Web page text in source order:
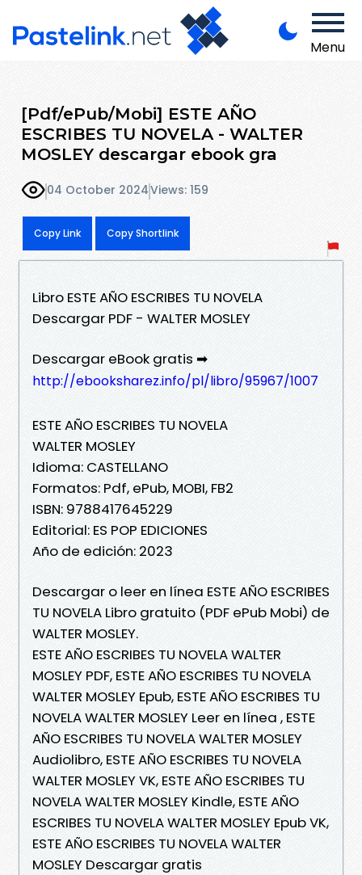
Menu
[Pdf/ePub/Mobi] ESTE AÑO
ESCRIBES TU NOVELA - WALTER
MOSLEY descargar ebook gra
04 October 2024Views: 159
Copy Link Copy Shortlink
Libro ESTE AÑO ESCRIBES TU NOVELA
Descargar PDF - WALTER MOSLEY
Descargar eBook gratis ➡
http://ebooksharez.info/pl/libro/95967/1007
ESTE AÑO ESCRIBES TU NOVELA
WALTER MOSLEY
Idioma: CASTELLANO
Formatos: Pdf, ePub, MOBI, FB2
ISBN: 9788417645229
Editorial: ES POP EDICIONES
Año de edición: 2023
Descargar o leer en línea ESTE AÑO ESCRIBES
TU NOVELA Libro gratuito (PDF ePub Mobi) de
WALTER MOSLEY.
ESTE AÑO ESCRIBES TU NOVELA WALTER
MOSLEY PDF, ESTE AÑO ESCRIBES TU NOVELA
WALTER MOSLEY Epub, ESTE AÑO ESCRIBES TU
NOVELA WALTER MOSLEY Leer en línea , ESTE
AÑO ESCRIBES TU NOVELA WALTER MOSLEY
Audiolibro, ESTE AÑO ESCRIBES TU NOVELA
WALTER MOSLEY VK, ESTE AÑO ESCRIBES TU
NOVELA WALTER MOSLEY Kindle, ESTE AÑO
ESCRIBES TU NOVELA WALTER MOSLEY Epub VK,
ESTE AÑO ESCRIBES TU NOVELA WALTER
MOSLEY Descargar gratis